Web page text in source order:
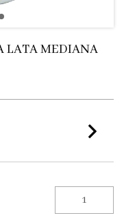
LATA MEDIANA